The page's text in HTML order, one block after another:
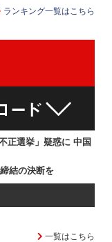
ランキング一覧はこちら
正選挙」疑惑に 中国
結の決断を
一覧はこちら